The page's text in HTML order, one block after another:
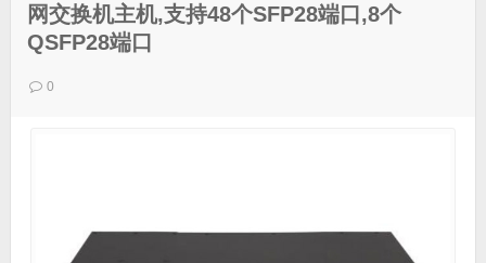
网交换机主机,支持48个SFP28端口,8个
QSFP28端口
0